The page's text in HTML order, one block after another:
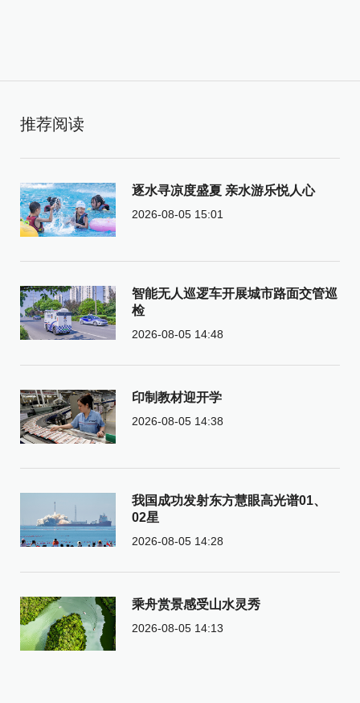
推荐阅读
逐水寻凉度盛夏 亲水游乐悦人心
2026-08-05 15:01
智能无人巡逻车开展城市路面交管巡
检
2026-08-05 14:48
印制教材迎开学
2026-08-05 14:38
我国成功发射东方慧眼高光谱01、
02星
2026-08-05 14:28
乘舟赏景感受山水灵秀
2026-08-05 14:13